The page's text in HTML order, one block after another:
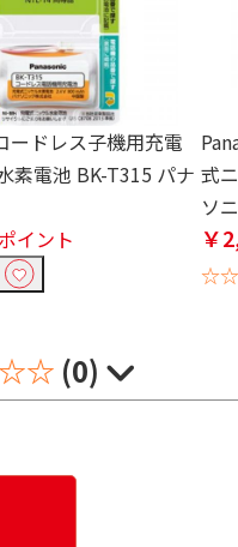
ードレス子機用充電
素電池 BK-T315 パナ
イント
式
ソ
￥
(0)